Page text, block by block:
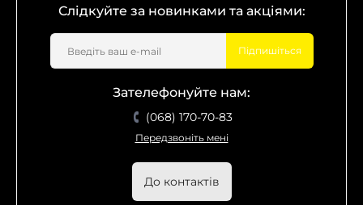
Слідкуйте за новинками та акціями:
Підпишіться
Зателефонуйте нам:
(068) 170-70-83
Передзвоніть мені
До контактів